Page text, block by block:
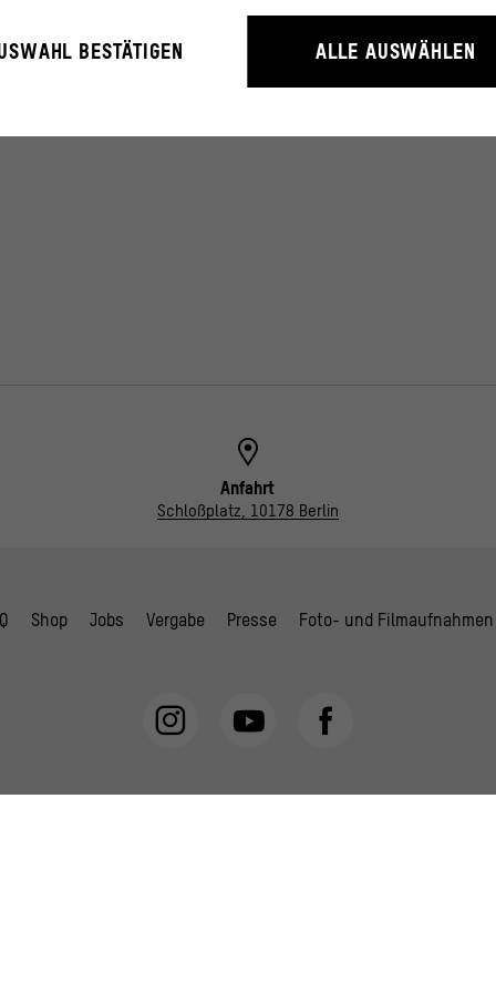
Anfahrt
Schloßplatz, 10178 Berlin
Shop Jobs Vergabe Presse Foto- und Filmaufnahmen
der Webseite unbedingt notwendig, weil sie grundlegende
BESTÄTIGEN ALLE AUSWÄHLEN